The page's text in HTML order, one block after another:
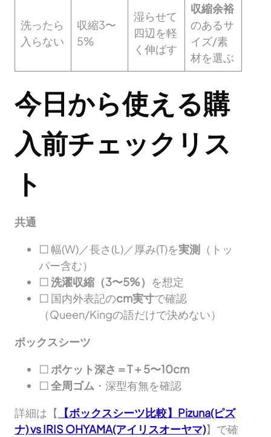
洗ったら
入らない
収縮3〜
5%
湿らせて
四辺を軽
く伸ばす
収縮余裕
のあるサ
イズ/素
材を選ぶ
今日から使える購
入前チェックリス
ト
共通
□ 幅(W)／長さ(L)／厚み(T)を実測 （トッ
パー含む）
□洗濯収縮（3〜5%） を想定
□ 国内外表記のcm実寸で確認
（Queen/Kingの語だけで決めない）
ボックスシーツ
□ ポケット深さ＝T＋5〜10cm
□全周ゴム ・深型有無を確認
詳細は【 【ボックスシーツ比較】Pizuna(ピズ
ナ) vs IRIS OHYAMA(アイリスオーヤマ)】で確